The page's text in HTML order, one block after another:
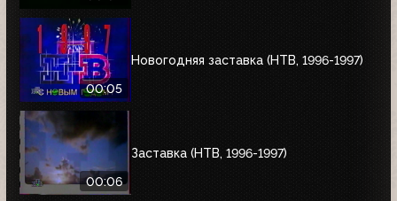
00:05
Новогодняя заставка (НТВ, 1996-1997)
00:06
Заставка (НТВ, 1996-1997)